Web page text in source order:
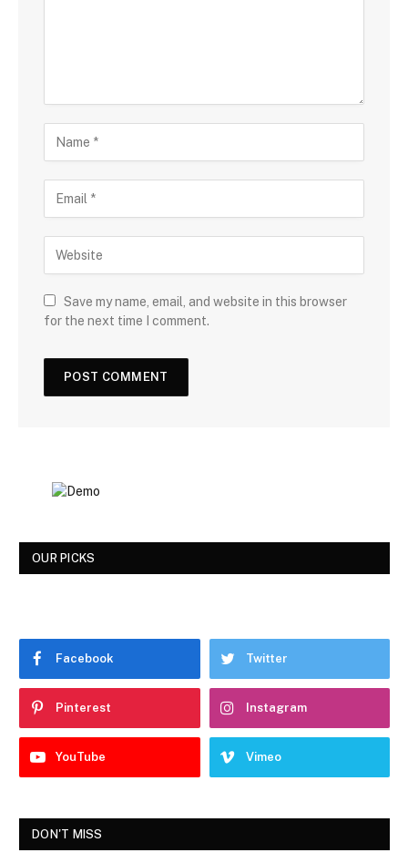
Save my name, email, and website in this browser
for the next time I comment.
OUR PICKS
Facebook Twitter
Pinterest Instagram
YouTube Vimeo
DON'T MISS